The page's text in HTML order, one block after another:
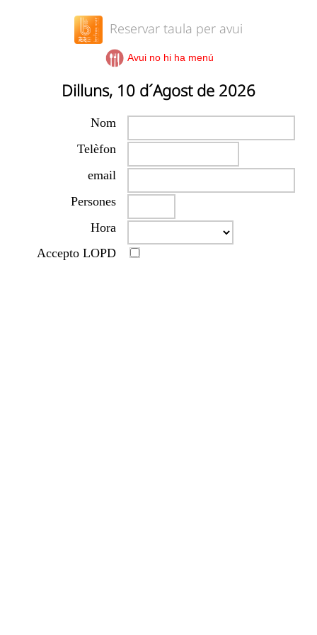
Reservar taula per avui
Avui no hi ha menú
Dilluns, 10 d´Agost de 2026
Nom
Telèfon
email
Persones
Hora
Accepto LOPD